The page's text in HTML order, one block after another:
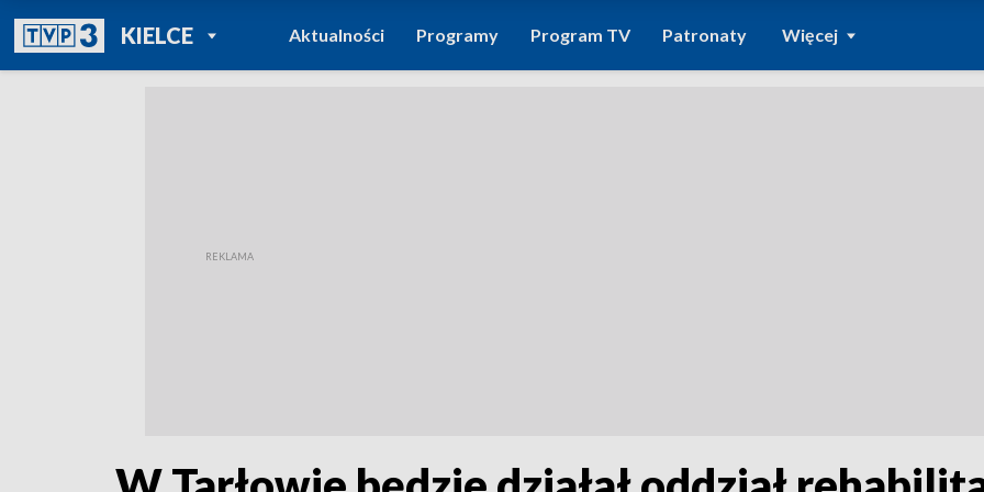
KIELCEPOWRÓT DO
TVP REGIONY
Aktualności Programy Program TV Patronaty Więcej